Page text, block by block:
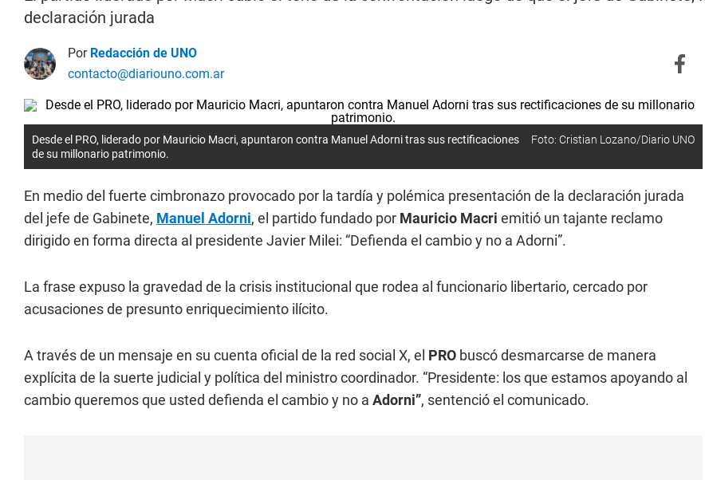
declaración jurada
Por Redacción de UNO
contacto@diariouno.com.ar
Desde el PRO, liderado por Mauricio Macri, apuntaron contra Manuel Adorni tras sus rectificaciones
de su millonario patrimonio.
Foto: Cristian Lozano/Diario UNO
En medio del fuerte cimbronazo provocado por la tardía y polémica presentación de la declaración jurada
del jefe de Gabinete, Manuel Adorni, el partido fundado por Mauricio Macri emitió un tajante reclamo
dirigido en forma directa al presidente Javier Milei: “Defienda el cambio y no a Adorni”.
La frase expuso la gravedad de la crisis institucional que rodea al funcionario libertario, cercado por
acusaciones de presunto enriquecimiento ilícito.
A través de un mensaje en su cuenta oficial de la red social X, el PRO buscó desmarcarse de manera
explícita de la suerte judicial y política del ministro coordinador. “Presidente: los que estamos apoyando al
cambio queremos que usted defienda el cambio y no a Adorni”, sentenció el comunicado.